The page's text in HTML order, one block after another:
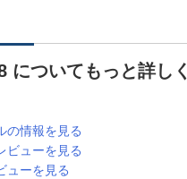
についてもっと詳しく
の情報を見る
ビューを見る
ューを見る